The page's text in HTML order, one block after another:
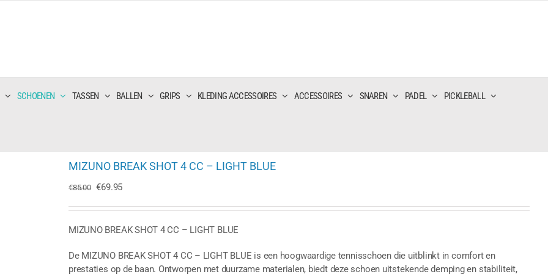
SCHOENEN TASSEN BALLEN GRIPS KLEDING ACCESSOIRES ACCESSOIRES SNAREN PADEL PICKLEBALL
MIZUNO BREAK SHOT 4 CC – LIGHT BLUE
€85.00 Oorspronkelijke
was:
€85.00.
€69.95Huidige
is:
€69.95.
MIZUNO BREAK SHOT 4 CC – LIGHT BLUE
De MIZUNO BREAK SHOT 4 CC – LIGHT BLUE is een hoogwaardige tennisschoen die uitblinkt in comfort en
prestaties op de baan. Ontworpen met duurzame materialen, biedt deze schoen uitstekende demping en stabiliteit,